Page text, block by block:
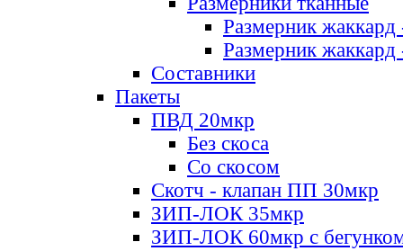
Размерник
Размерник
Составники
Пакеты
ПВД 20мкр
Без скоса
Со скосом
Скотч - клапан ПП 30мкр
ЗИП-ЛОК 35мкр
ЗИП-ЛОК 60мкр с